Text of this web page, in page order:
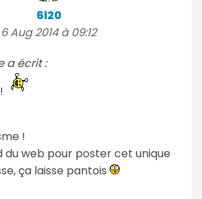
6l20
6 Aug 2014 à 09:12
a écrit :
!
du web pour poster cet unique
ça laisse pantois